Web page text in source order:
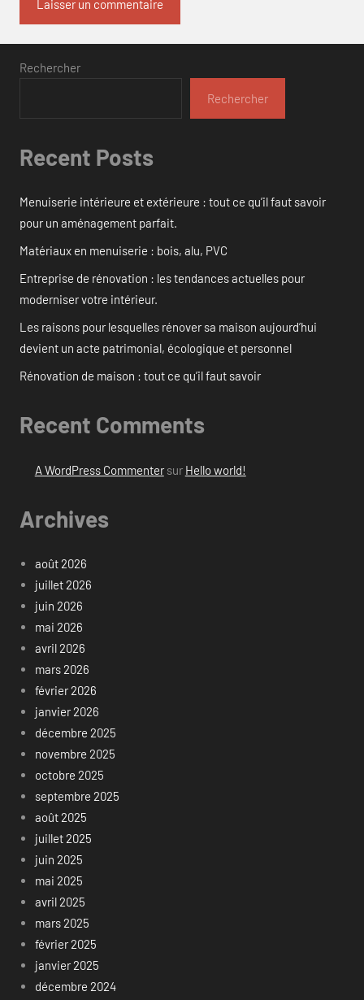
Rechercher
Rechercher
Recent Posts
Menuiserie intérieure et extérieure : tout ce qu’il faut savoir
pour un aménagement parfait.
Matériaux en menuiserie : bois, alu, PVC
Entreprise de rénovation : les tendances actuelles pour
moderniser votre intérieur.
Les raisons pour lesquelles rénover sa maison aujourd’hui
devient un acte patrimonial, écologique et personnel
Rénovation de maison : tout ce qu’il faut savoir
Recent Comments
A WordPress Commentersur Hello world!
Archives
août 2026
juillet 2026
juin 2026
mai 2026
avril 2026
mars 2026
février 2026
janvier 2026
décembre 2025
novembre 2025
octobre 2025
septembre 2025
août 2025
juillet 2025
juin 2025
mai 2025
avril 2025
mars 2025
février 2025
janvier 2025
décembre 2024